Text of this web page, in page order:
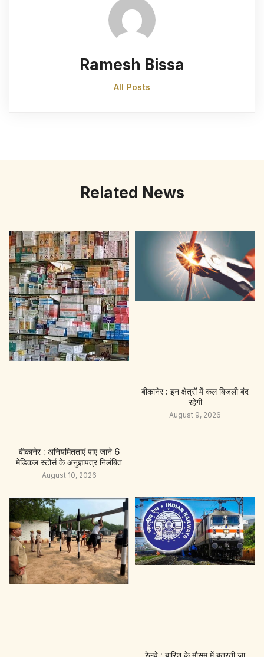
Ramesh Bissa
All Posts
Related News
बीकानेर : अनियमितताएं पाए जाने 6
मेडिकल स्टोर्स के अनुज्ञापत्र निलंबित
August 10, 2026
बीकानेर : इन क्षेत्रों में कल बिजली बंद
रहेगी
August 9, 2026